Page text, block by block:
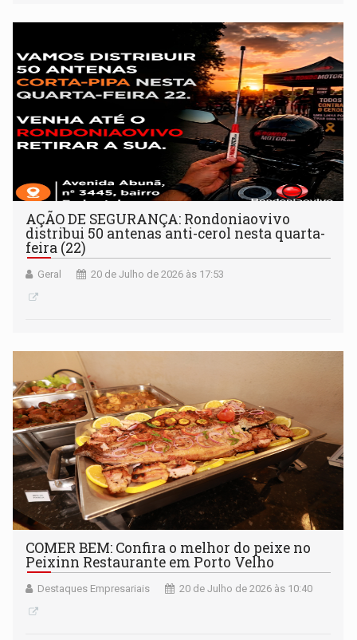
AÇÃO DE SEGURANÇA: Rondoniaovivo
distribui 50 antenas anti-cerol nesta quarta-
feira (22)
Geral 20 de Julho de 2026 às 17:53
COMER BEM: Confira o melhor do peixe no
Peixinn Restaurante em Porto Velho
Destaques Empresariais 20 de Julho de 2026 às 10:40